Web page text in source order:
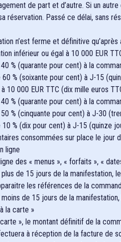
de part et d’autre. Si un
réservation. Passé ce délai, sans
n’est ferme et définitive
inférieur ou égal à 10 000 EUR
% (quarante pour cent) à la
% (soixante pour cent) à J-15
10 000 EUR TTC (dix mille euros
% (quarante pour cent) à la
% (cinquante pour cent) à J-30
% (dix pour cent) à J-15 (quinze
consommées sur place le
ligne
des « menus », « forfaits », «
de 15 jours de la manifestation,
les références de la
de 15 jours de la
la carte »
», le montant définitif de la
à réception de la facture de